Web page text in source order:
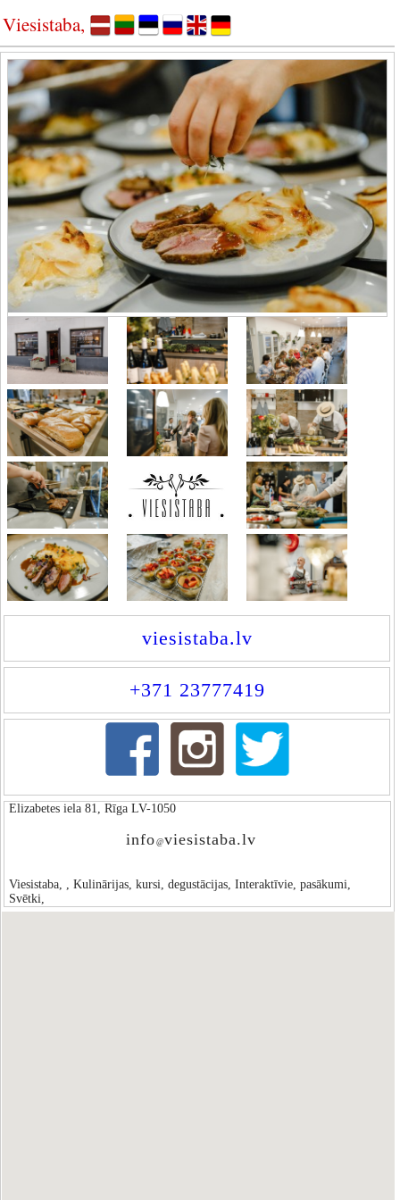
Viesistaba,
viesistaba.lv
+371 23777419
Elizabetes iela 81, Rīga LV-1050
info @viesistaba.lv
Viesistaba, , Kulinārijas, kursi, degustācijas, Interaktīvie, pasākumi,
Svētki,